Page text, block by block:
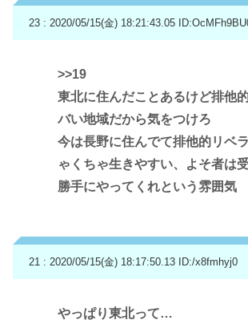
23 : 2020/05/15(金) 18:21:43.05
>>19
東北に住んだことあるけど排他
バい地域だから気をつけろ
今は長野に住んでて排他的リベ
ゃくちゃ生きやすい、よそ者は
勝手にやってくれという雰囲気
21 : 2020/05/15(金) 18:17:50.13 ID:/x8fmhyj0
やっぱり東北って…